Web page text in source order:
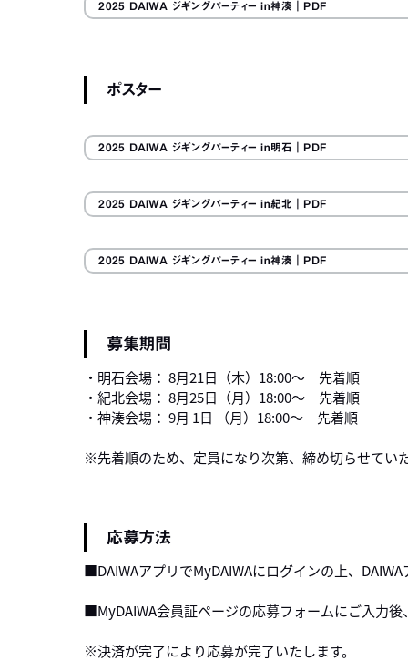
2025 DAIWA ジギングパーティー in神湊 ｜PDF
ポスター
2025 DAIWA ジギングパーティー in明石 ｜PDF
2025 DAIWA ジギングパーティー in紀北 ｜PDF
2025 DAIWA ジギングパーティー in神湊 ｜PDF
募集期間
・明石会場： 8月21日（木）18:00～ 先着順
・紀北会場： 8月25日（月）18:00～ 先着順
・神湊会場： 9月 1日 （月）18:00～ 先着順
※先着順のため、定員になり次第、締め切らせてい
応募方法
■DAIWAアプリでMyDAIWAにログインの上、
■MyDAIWA会員証ページの応募フォームにご入力
※決済が完了により応募が完了いたします。